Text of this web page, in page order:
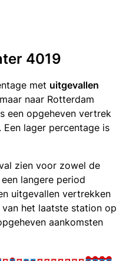
4019
met uitgevallen
naar Rotterdam
een opgeheven vertrek
lager percentage is
zien voor zowel de
langere period
uitgevallen vertrekken
het laatste station op
aankomsten